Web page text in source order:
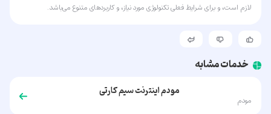
لازم است، و برای شرایط فعلی تکنولوژی مورد نیاز، و کاربردهای متنوع می‌باشد.
خدمات مشابه
مودم اینترنت سیم کارتی
مودم